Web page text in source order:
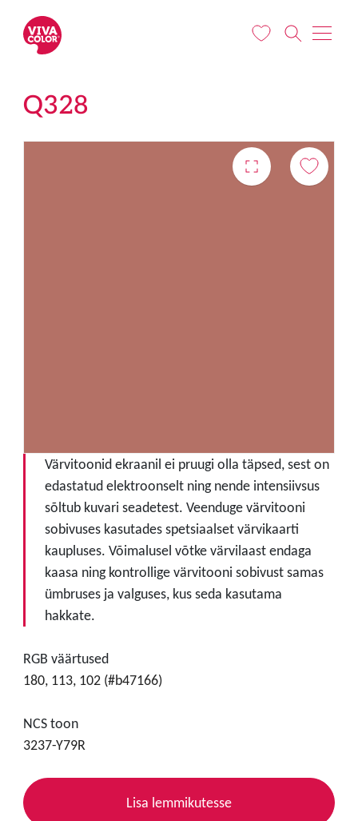
Q328
Värvitoonid ekraanil ei pruugi olla täpsed, sest on
edastatud elektroonselt ning nende intensiivsus
sõltub kuvari seadetest. Veenduge värvitooni
sobivuses kasutades spetsiaalset värvikaarti
kaupluses. Võimalusel võtke värvilaast endaga
kaasa ning kontrollige värvitooni sobivust samas
ümbruses ja valguses, kus seda kasutama
hakkate.
RGB väärtused
180, 113, 102 (#b47166)
NCS toon
3237-Y79R
Lisa lemmikutesse